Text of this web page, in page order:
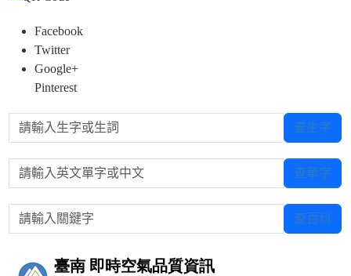
Facebook
Twitter
Google+
Pinterest
請輸入生字或生詞 查生字
請輸入英文單字或中文 查單字
請輸入關鍵字 查百科